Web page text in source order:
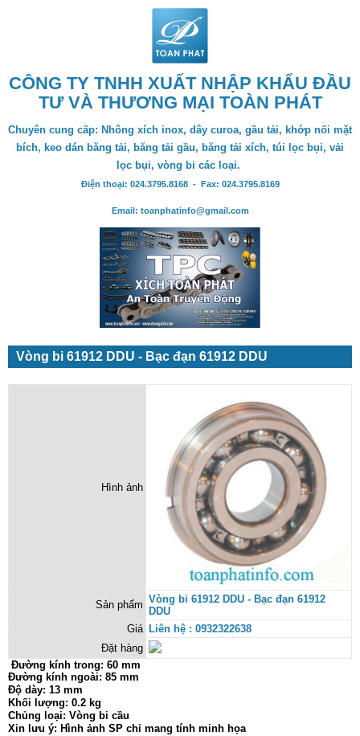
CÔNG TY TNHH XUẤT NHẬP KHẨU ĐẦU
TƯ VÀ THƯƠNG MẠI TOÀN PHÁT
Chuyên cung cấp: Nhông xích inox, dây curoa, gầu tải, khớp nối mặt
bích, keo dán băng tải, băng tải gầu, băng tải xích, túi lọc bụi, vải
lọc bụi, vòng bi các loại.
Điện thoại: 024.3795.8168 - Fax: 024.3795.8169
Email: toanphatinfo@gmail.com
Vòng bi 61912 DDU - Bạc đạn 61912 DDU
Hình ảnh
Sản phẩm Vòng bi 61912 DDU - Bạc đạn 61912
DDU
Giá Liên hệ : 0932322638
Đặt hàng
Đường kính trong: 60 mm
Đường kính ngoài: 85 mm
Độ dày: 13 mm
Khối lượng: 0.2 kg
Chủng loại: Vòng bi cầu
Xin lưu ý: Hình ảnh SP chỉ mang tính minh họa